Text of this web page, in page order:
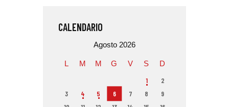
CALENDARIO
Agosto 2026
L M M G V S D
1
2
3
4 5 6 7 8
9